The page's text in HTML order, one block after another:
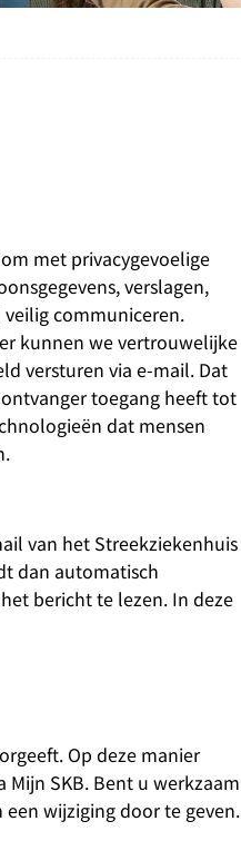
met privacygevoelige
verslagen,
communiceren.
kunnen we vertrouwelijke
versturen via e-mail. Dat
toegang heeft tot
dat mensen
van het Streekziekenhuis
dan automatisch
bericht te lezen. In deze
Op deze manier
SKB. Bent u werkzaam
wijziging door te geven.